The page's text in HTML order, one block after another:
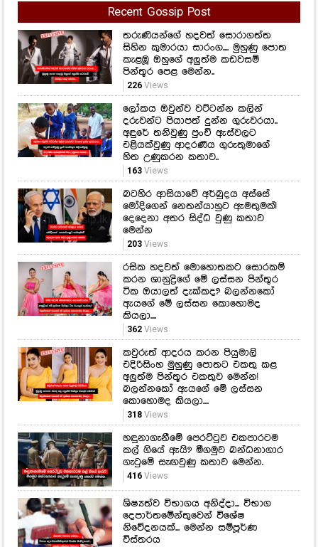
Recent Gossip Post
තරුණියන්ගේ හදවත් සොරාගත්ත
සිහින කුමාරයා සාරංග.... මුහුණු පොත
කැළඹූ ඔහුගේ අලුත්ම කඩවසම්
පින්තූර පෙළ මෙන්න..
226Views
ලෝකය ඔවුන්ව වට්ටන්න කලින්
දරුවන්ට පියාපත් දුන්න ගුරුවරයා..
අඳුරේ තනිවුණු පුංචි ඇස්වලට
එළියක්වුණු ආදරණීය ගුරුතුමාගේ
හිත උණුකරන කතාව..
163Views
බටහිර ආසියාවේ අර්බුදය අස්සේ
මෝදිගෙන් නෙතන්යාහුට ඇමතුමක්!
දෙදෙනා අතර සිද්ධ වුණු කතාව
මෙන්න
203Views
රසික හදවත් මොහොතකට සොරකම්
කරන ශානුද්‍රිගේ මේ ලස්සන පින්තූර
ටික ඔයාලත් දැක්කද? බලන්නකෝ
ඇයගේ මේ ලස්සන කොහොමද
කියලා....
362Views
කවුරුත් ආදරය කරන පියුමාලි
එදිරිසිංහ මුහුණු පොතට එකතු කළ
අලුත්ම පින්තූර එකතුව මෙන්න!
බලන්නකෝ ඇයගේ මේ ලස්සන
කොහොමද කියලා....
318Views
හඳුනාගැනීමේ පෙරට්ටුව එකපාරටම
කල් ගියේ ඇයි? මීගමුව බන්ධනාගාර
ගැටුමේ සැඟවුණු කතාව මෙන්න.
416Views
ශිෂ්‍යත්ව විභාගය අනිද්දා... විභාග
දෙපාර්තමේන්තුවෙන් විශේෂ
නිවේදනයක්... මෙන්න සම්පූර්ණ
විස්තරය